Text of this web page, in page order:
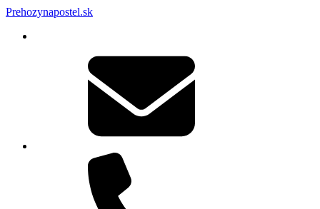
Prehozynapostel.sk